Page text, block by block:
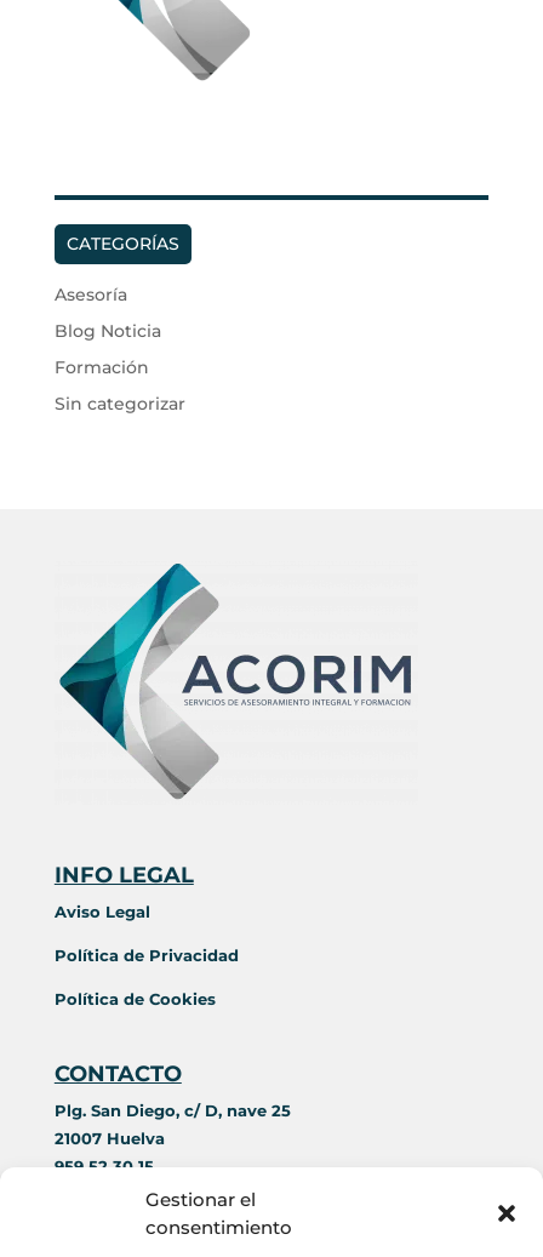
Gestionar el
consentimiento
CATEGORÍAS
Asesoría
Blog Noticia
Formación
Sin categorizar
INFO LEGAL
Aviso Legal
Política de Privacidad
Política de Cookies
CONTACTO
Plg. San Diego, c/ D, nave 25
21007 Huelva
959 52 30 15
644 42 69 89
contacto@acorim.es